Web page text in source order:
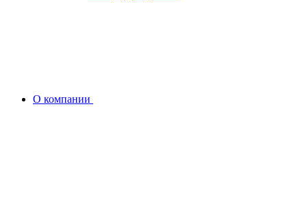
О компании